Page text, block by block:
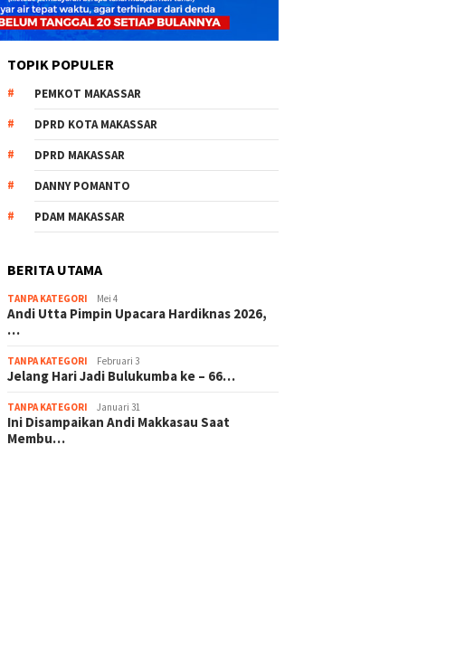
TOPIK POPULER
PEMKOT MAKASSAR
DPRD KOTA MAKASSAR
DPRD MAKASSAR
DANNY POMANTO
PDAM MAKASSAR
BERITA UTAMA
TANPA KATEGORI Mei 4
Andi Utta Pimpin Upacara Hardiknas 2026,
…
TANPA KATEGORI Februari 3
Jelang Hari Jadi Bulukumba ke – 66…
TANPA KATEGORI Januari 31
Ini Disampaikan Andi Makkasau Saat
Membu…